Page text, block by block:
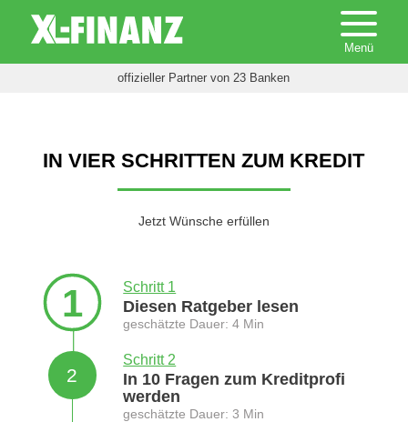
offizieller Partner von 23 Banken
IN VIER SCHRITTEN ZUM KREDIT
Jetzt Wünsche erfüllen
1 Schritt 1
Diesen Ratgeber lesen
geschätzte Dauer: 4 Min
2
Schritt 2
In 10 Fragen zum Kreditprofi
werden
geschätzte Dauer: 3 Min